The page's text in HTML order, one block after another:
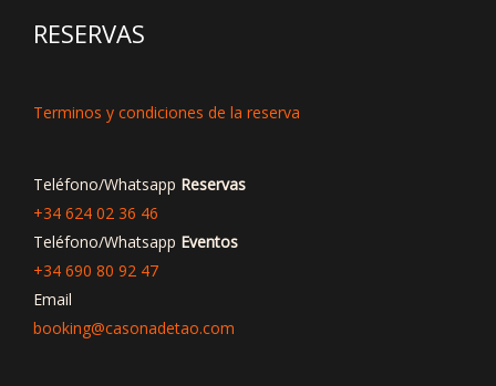
RESERVAS
Terminos y condiciones de la reserva
Teléfono/Whatsapp Reservas
+34 624 02 36 46
Teléfono/Whatsapp Eventos
+34 690 80 92 47
Email
booking@casonadetao.com